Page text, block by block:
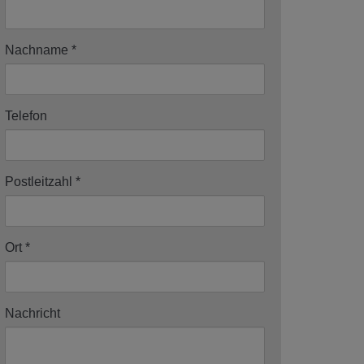
Nachname
Telefon
Postleitzahl
Ort
Nachricht